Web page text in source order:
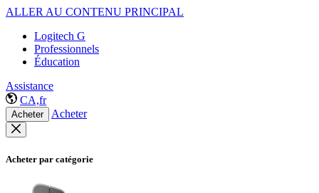
ALLER AU CONTENU PRINCIPAL
Logitech G
Professionnels
Éducation
Assistance
CA,fr
Acheter Acheter
Acheter par catégorie